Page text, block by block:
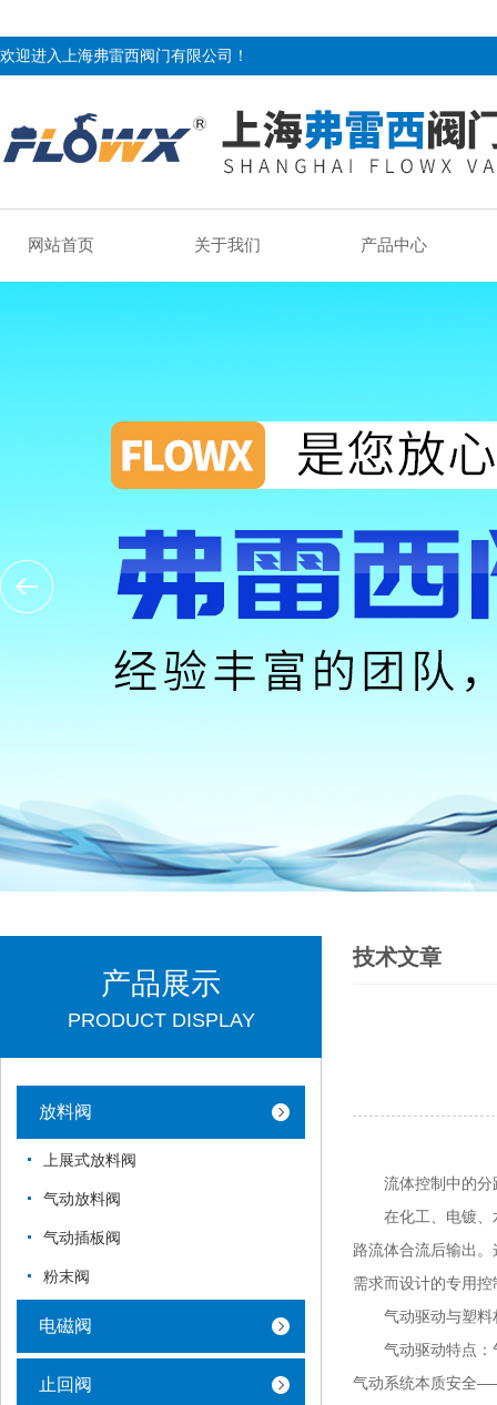
欢迎进入上海弗雷西阀门有限公司！
网站首页 关于我们 产品中心
技术文章
流体控制中的分
在化工、电镀、水
路流体合流后输出
需求而设计的专用控
气动驱动与塑料
气动驱动特点：气
气动系统本质安全
产品展示
PRODUCT DISPLAY
放料阀
上展式放料阀
气动放料阀
气动插板阀
粉末阀
电磁阀
止回阀